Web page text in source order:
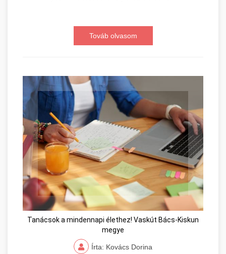
Továb olvasom
Tanácsok a mindennapi élethez! Vaskút Bács-Kiskun
megye
Írta: Kovács Dorina